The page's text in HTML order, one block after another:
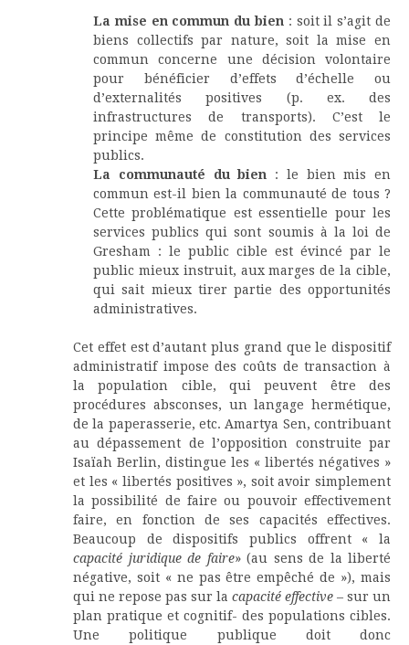
La mise en commun du bien : soit il s’agit de
biens collectifs par nature, soit la mise en
commun concerne une décision volontaire
pour bénéficier d’effets d’échelle ou
d’externalités positives (p. ex. des
infrastructures de transports). C’est le
principe même de constitution des services
publics.
La communauté du bien : le bien mis en
commun est-il bien la communauté de tous ?
Cette problématique est essentielle pour les
services publics qui sont soumis à la loi de
Gresham : le public cible est évincé par le
public mieux instruit, aux marges de la cible,
qui sait mieux tirer partie des opportunités
administratives.
Cet effet est d’autant plus grand que le dispositif
administratif impose des coûts de transaction à
la population cible, qui peuvent être des
procédures absconses, un langage hermétique,
de la paperasserie, etc. Amartya Sen, contribuant
au dépassement de l’opposition construite par
Isaïah Berlin, distingue les « libertés négatives »
et les « libertés positives », soit avoir simplement
la possibilité de faire ou pouvoir effectivement
faire, en fonction de ses capacités effectives.
Beaucoup de dispositifs publics offrent « la
capacité juridique de faire» (au sens de la liberté
négative, soit « ne pas être empêché de »), mais
qui ne repose pas sur la capacité effective – sur un
plan pratique et cognitif- des populations cibles.
Une politique publique doit donc